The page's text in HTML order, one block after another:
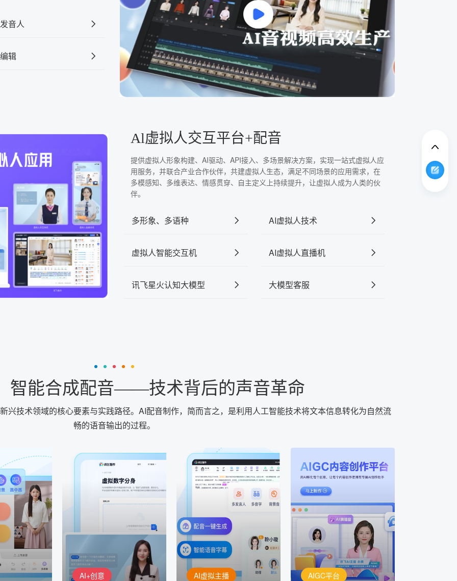
音人
辑
Al虚拟人交互平台+配音
提供虚拟人形象构建、AI驱动、API接入、多场景解决方案，实现一站式虚拟人应
用服务，并联合产业合作伙伴，共建虚拟人生态，满足不同场景的应用需求，在
多模感知、多维表达、情感贯穿、自主定义上持续提升，让虚拟人成为人类的伙
伴。
多形象、多语种 AI虚拟人技术
虚拟人智能交互机 AI虚拟人直播机
讯飞星火认知大模型 大模型客服
智能合成配音——技术背后的声音革命
兴技术领域的核心要素与实践路径。AI配音制作，简而言之，是利用人工智能技术将文本信息转化为自然流
畅的语音输出的过程。
球领先的
AI音频制作
、选择发音
专业音频
AI+创意
AI+创意
精品声音复刻
AI+创意：AIGC 能力集中展
示窗口，体验 AIGC 给生活
AI虚拟主播
虚拟形象定制
讯飞智作：让每一个内容创
作者高效生产灵活定制
AIGC平台
AIGC平台
用AI孵化每个创意
讯飞AIGC平台：让每个创
作者都拥有自己的专注AI创
作助手